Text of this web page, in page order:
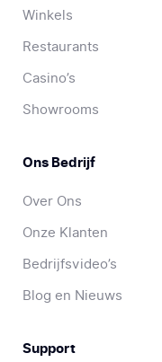
Winkels
Restaurants
Casino’s
Showrooms
Ons Bedrijf
Over Ons
Onze Klanten
Bedrijfsvideo’s
Blog en Nieuws
Support